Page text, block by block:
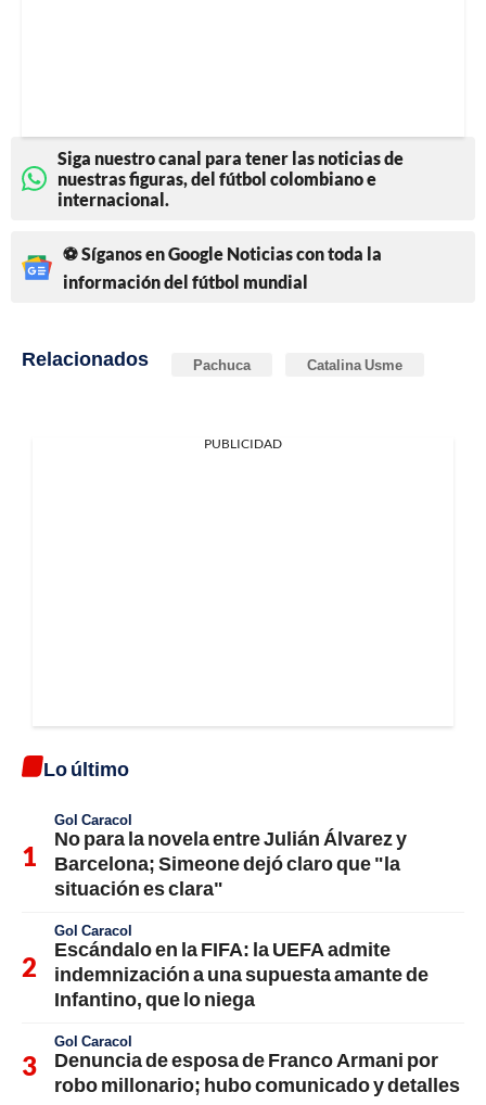
Siga nuestro canal para tener las noticias de
nuestras figuras, del fútbol colombiano e
internacional.
⚽ Síganos en Google Noticias con toda la
información del fútbol mundial
Relacionados Pachuca Catalina Usme
PUBLICIDAD
Lo último
Gol Caracol
No para la novela entre Julián Álvarez y
Barcelona; Simeone dejó claro que "la
situación es clara"
Gol Caracol
Escándalo en la FIFA: la UEFA admite
indemnización a una supuesta amante de
Infantino, que lo niega
Gol Caracol
Denuncia de esposa de Franco Armani por
robo millonario; hubo comunicado y detalles